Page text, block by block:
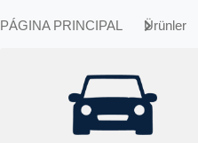
PÁGINA PRINCIPAL Ürünler